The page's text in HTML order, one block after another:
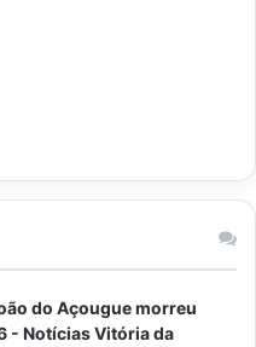
do Açougue morreu
- Notícias Vitória da